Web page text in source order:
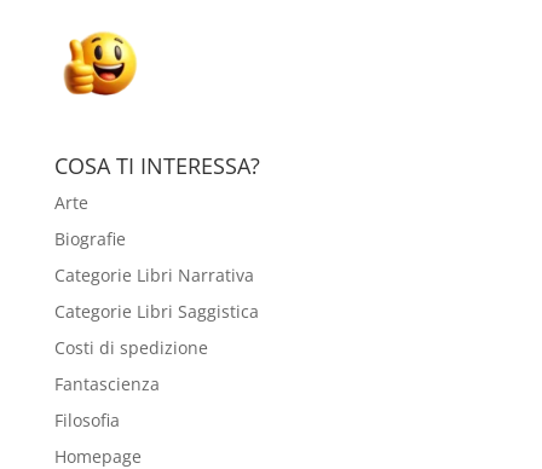
COSA TI INTERESSA?
Arte
Biografie
Categorie Libri Narrativa
Categorie Libri Saggistica
Costi di spedizione
Fantascienza
Filosofia
Homepage